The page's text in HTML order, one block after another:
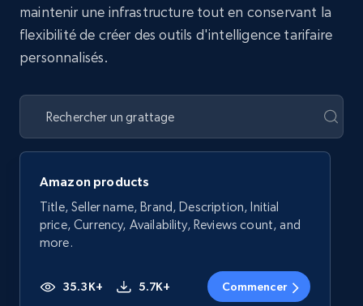
maintenir une infrastructure tout en conservant la
flexibilité de créer des outils d'intelligence tarifaire
personnalisés.
Amazon products
Title, Seller name, Brand, Description, Initial
price, Currency, Availability, Reviews count, and
more.
35.3K+ 5.7K+ Commencer